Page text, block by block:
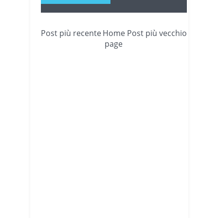
Post più recente Post più vecchio
Home
page